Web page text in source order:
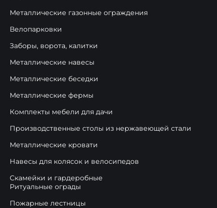
Металлические газонные ограждения
Велопарковки
Заборы, ворота, калитки
Металлические навесы
Металлические беседки
Металлические фермы
Комплекты мебели для дачи
Производственные столы из нержавеющей стали
Металлические кровати
Навесы для колясок и велосипедов
Скамейки и гардеробные
Ритуальные ограды
Пожарные лестницы